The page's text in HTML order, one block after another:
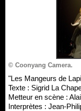
© Coonyang Camera.
"Les Mangeurs de
Texte : Sigrid La
Metteur en scène :
Interprètes : Jean-